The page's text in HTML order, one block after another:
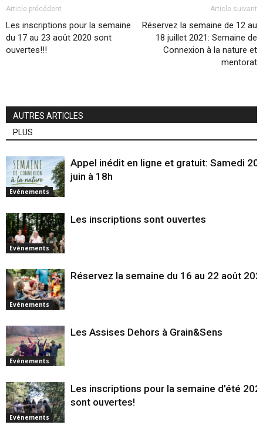
Article précédent
Les inscriptions pour la semaine
du 17 au 23 août 2020 sont
ouvertes!!!
Article suivant
Réservez la semaine de 12 au
18 juillet 2021: Semaine de
Connexion à la nature et
mentorat
AUTRES ARTICLES
PLUS
Evénements
Appel inédit en ligne et gratuit: Samedi 20
juin à 18h
Evénements
Les inscriptions sont ouvertes
Evénements
Réservez la semaine du 16 au 22 août
Evénements
Les Assises Dehors à Grain&Sens
Evénements
Les inscriptions pour la semaine d’été
sont ouvertes!